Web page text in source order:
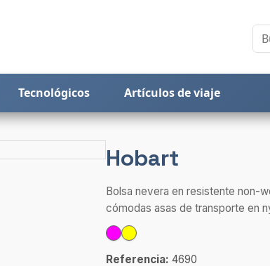
Tecnológicos Artículos de viaje
Hobart
Bolsa nevera en resistente non-
cómodas asas de transporte en
Referencia: 4690